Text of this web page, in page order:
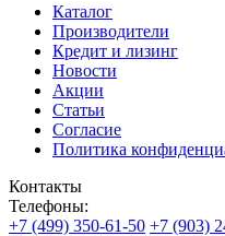
Каталог
Производители
Кредит и лизинг
Новости
Акции
Статьи
Согласие
Политика
Контакты
Телефоны:
+7 (499) 350-61-50 +7 (903)